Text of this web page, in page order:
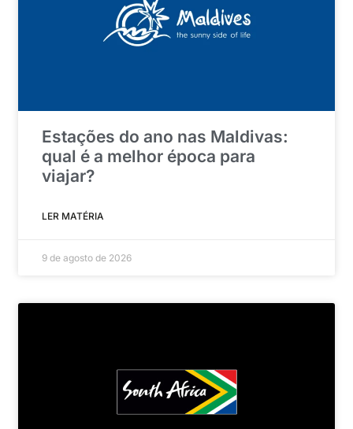
Estações do ano nas Maldivas:
qual é a melhor época para
viajar?
LER MATÉRIA
9 de agosto de 2026